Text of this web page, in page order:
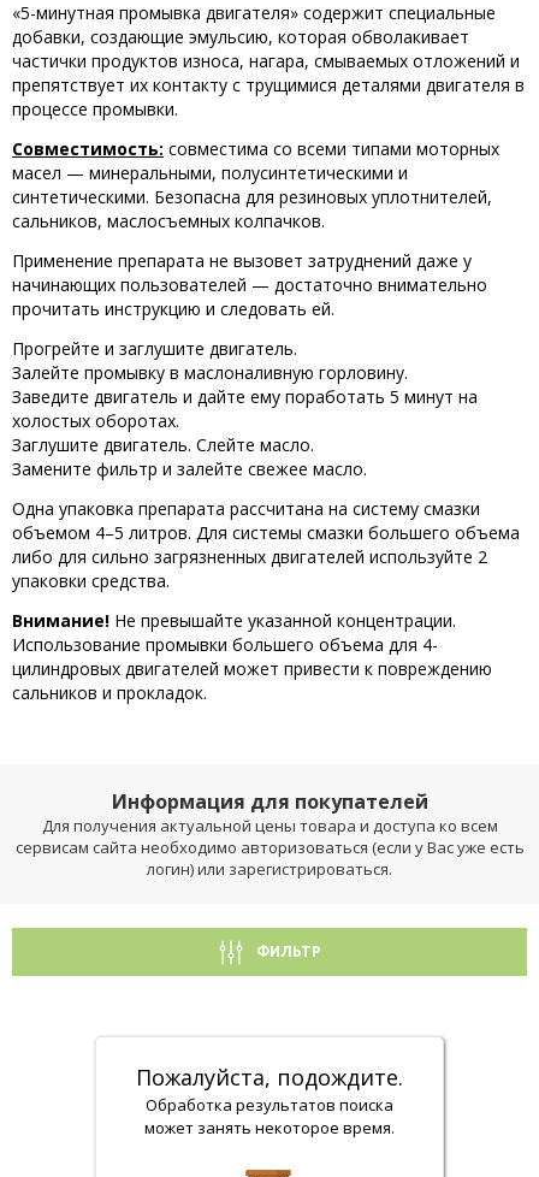
«5-минутная промывка двигателя» содержит специальные
добавки, создающие эмульсию, которая обволакивает
частички продуктов износа, нагара, смываемых отложений и
препятствует их контакту с трущимися деталями двигателя в
процессе промывки.
Совместимость: совместима со всеми типами моторных
масел — минеральными, полусинтетическими и
синтетическими. Безопасна для резиновых уплотнителей,
сальников, маслосъемных колпачков.
Применение препарата не вызовет затруднений даже у
начинающих пользователей — достаточно внимательно
прочитать инструкцию и следовать ей.
Прогрейте и заглушите двигатель.
Залейте промывку в маслоналивную горловину.
Заведите двигатель и дайте ему поработать 5 минут на
холостых оборотах.
Заглушите двигатель. Слейте масло.
Замените фильтр и залейте свежее масло.
Одна упаковка препарата рассчитана на систему смазки
объемом 4–5 литров. Для системы смазки большего объема
либо для сильно загрязненных двигателей используйте 2
упаковки средства.
Внимание! Не превышайте указанной концентрации.
Использование промывки большего объема для 4-
цилиндровых двигателей может привести к повреждению
сальников и прокладок.
Информация для покупателей
Для получения актуальной цены товара и доступа ко всем
сервисам сайта необходимо авторизоваться (если у Вас уже есть
логин) или зарегистрироваться.
ФИЛЬТР
Пожалуйста, подождите.
Обработка результатов поиска
может занять некоторое время.